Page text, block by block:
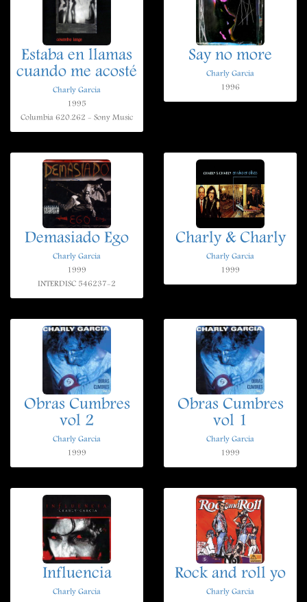
Estaba en llamas
cuando me acosté
Charly Garcia
1995
Columbia 620.262 - Sony Music
Say no more
Charly Garcia
1996
Demasiado Ego
Charly Garcia
1999
INTERDISC 546237-2
Charly & Charly
Charly Garcia
1999
Obras Cumbres
vol 2
Charly Garcia
1999
Obras Cumbres
vol 1
Charly Garcia
1999
Influencia
Charly Garcia
Rock and roll yo
Charly Garcia